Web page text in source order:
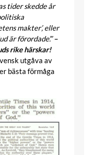
tider skedde år
makter’, eller
är förordade’.”–
rike härskar!
utgåva av
bästa förmåga